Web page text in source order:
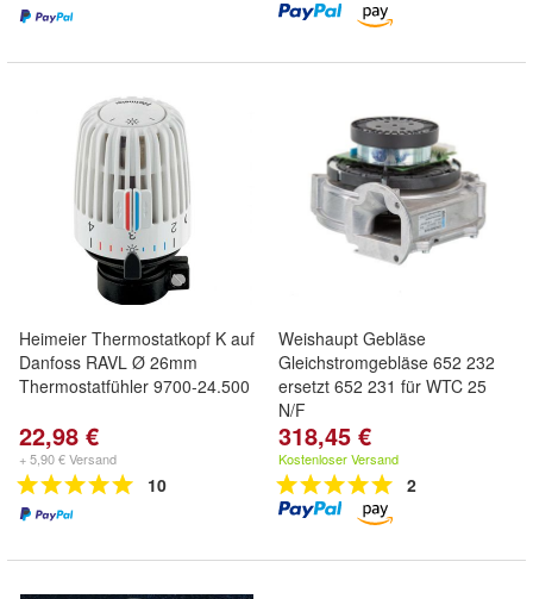
Heimeier Thermostatkopf K auf
Danfoss RAVL Ø 26mm
Thermostatfühler 9700-24.500
22,98 €
+ 5,90 € Versand
10
Weishaupt Gebläse
Gleichstromgebläse 652 232
ersetzt 652 231 für WTC 25
N/F
318,45 €
Kostenloser Versand
2